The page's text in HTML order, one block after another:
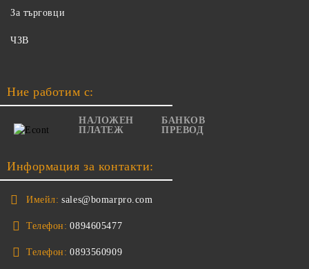
За търговци
ЧЗВ
Ние работим с:
НАЛОЖЕН
ПЛАТЕЖ
БАНКОВ
ПРЕВОД
Информация за контакти:
Имейл: sales@bomarpro.com
Телефон: 0894605477
Телефон: 0893560909